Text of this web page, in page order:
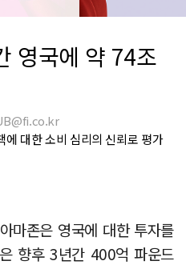
영국에 약 74조
에 대한 소비 심리의 신뢰로 평가
마존은 영국에 대한 투자를
향후 3년간 400억 파운드